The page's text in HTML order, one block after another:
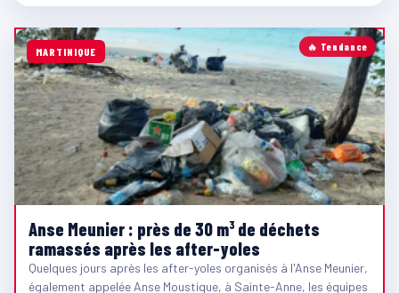
🔥 Tendance
MARTINIQUE
Anse Meunier : près de 30 m³ de déchets
ramassés après les after-yoles
Quelques jours après les after-yoles organisés à l'Anse Meunier,
également appelée Anse Moustique, à Sainte-Anne, les équipes